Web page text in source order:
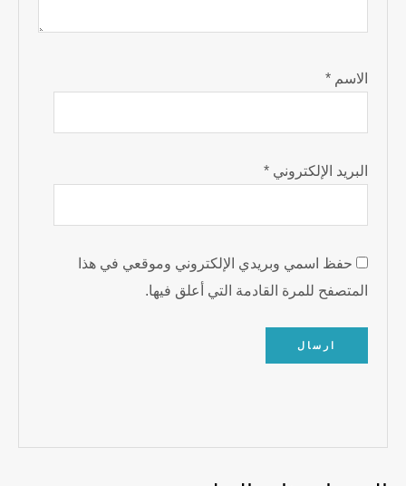
الاسم*
البريد الإلكتروني*
حفظ اسمي وبريدي الإلكتروني وموقعي في هذا
المتصفح للمرة القادمة التي أعلق فيها.